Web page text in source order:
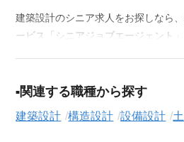
建築設計のシニア求人をお探しなら
ービス「シニアジョブエージェント
にサポートします。この求人を含む
だけの非公開求人です。
関連する職種から探す
建築設計 構造設計 設備設計